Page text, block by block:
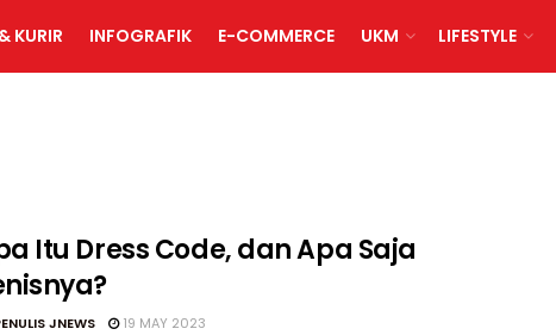
KURIR INFOGRAFIK E-COMMERCE UKM LIFESTYLE
Itu Dress Code, dan Apa Saja
JNEWS 19 MAY 2023